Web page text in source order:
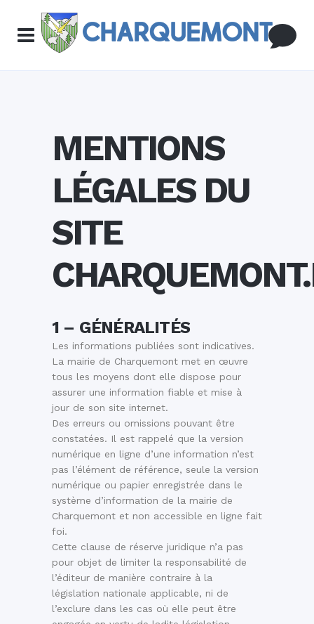
MENTIONS
LÉGALES DU
SITE
1 – GÉNÉRALITÉS
Les informations publiées sont indicatives.
La mairie de Charquemont met en œuvre
tous les moyens dont elle dispose pour
assurer une information fiable et mise à
jour de son site internet.
Des erreurs ou omissions pouvant être
constatées. Il est rappelé que la version
numérique en ligne d’une information n’est
pas l’élément de référence, seule la version
numérique ou papier enregistrée dans le
système d’information de la mairie de
Charquemont et non accessible en ligne fait
foi.
Cette clause de réserve juridique n’a pas
pour objet de limiter la responsabilité de
l’éditeur de manière contraire à la
législation nationale applicable, ni de
l’exclure dans les cas où elle peut être